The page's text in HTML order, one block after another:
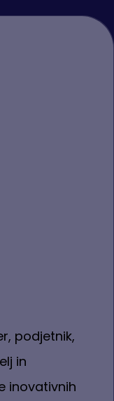
podjetnik,
in
inovativnih